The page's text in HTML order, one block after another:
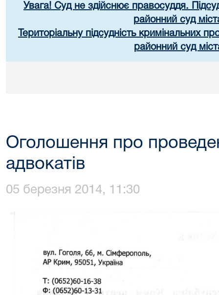
Увага! Суд не здійснює правосуддя.
районний суд
Територіальну підсудність кримінальних
районний суд
Оголошення про
адвокатів
05 березня 2014, 11:30